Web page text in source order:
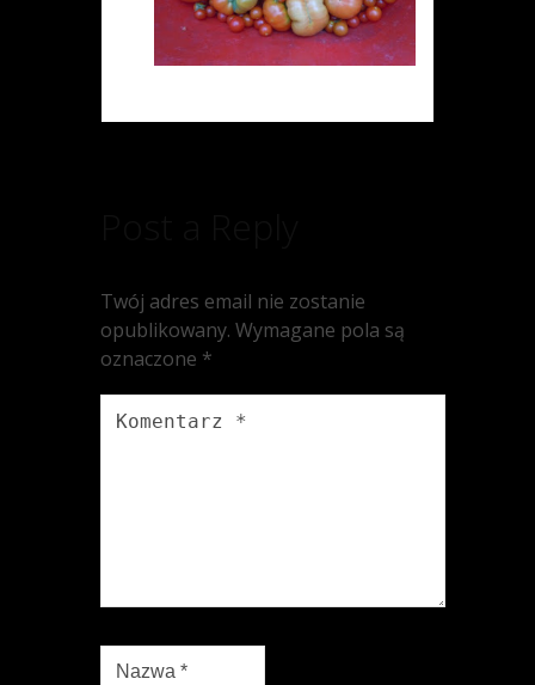
Twój adres email nie zostanie
opublikowany. Wymagane pola są
oznaczone *